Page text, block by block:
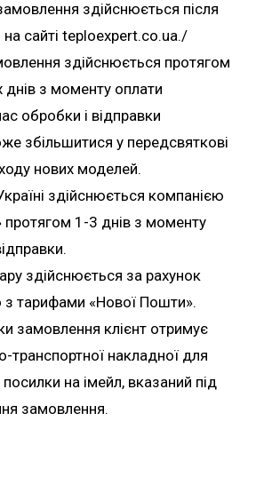
здійснюється після
на сайті teploexpert.co.ua./
здійснюється протягом
з моменту оплати
обробки і відправки
збільшитися у передсвяткові
нових моделей.
здійснюється компанією
1-3 днів з моменту
здійснюється за рахунок
з тарифами «Нової Пошти».
замовлення клієнт отримує
транспортної накладної для
посилки на імейл, вказаний під
замовлення.